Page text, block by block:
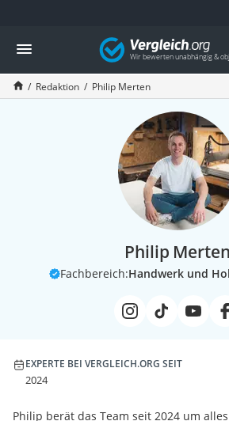
Die beliebtesten Vergleiche nach Kategorie
Service
Vergleich
Redaktion Philip Merten
Philip Merten
Fachbereich:Handwerk und
EXPERTE BEI VERGLEICH.ORG SEIT
2024
Philip berät das Team seit 2024 um